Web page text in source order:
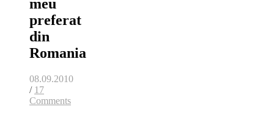
meu
preferat
din
Romania
08.09.2010
/ 17
Comments